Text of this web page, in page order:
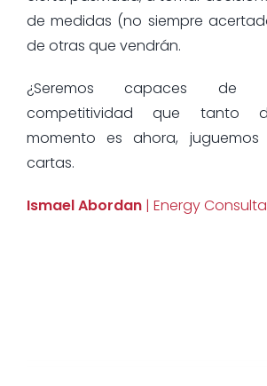
de medidas (no siempre
de otras que vendrán.
¿Seremos capaces de
competitividad que tanto
momento es ahora, juguemos
cartas.
Ismael Abordan| Energy